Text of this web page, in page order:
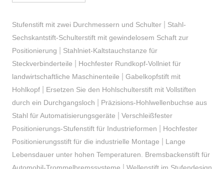
Stufenstift mit zwei Durchmessern und Schulter| Stahl-
Sechskantstift-Schulterstift mit gewindelosem Schaft zur
Positionierung
Stahlniet-Kaltstauchstanze für
Steckverbinderteile
Hochfester Rundkopf-Vollniet für
landwirtschaftliche Maschinenteile
Gabelkopfstift mit
Hohlkopf| Ersetzen Sie den Hohlschulterstift mit Vollstiften
durch ein Durchgangsloch
Präzisions-Hohlwellenbuchse aus
Stahl für Automatisierungsgeräte
Verschleißfester
Positionierungs-Stufenstift für Industrieformen
Hochfester
Positionierungsstift für die industrielle Montage
Lange
Lebensdauer unter hohen Temperaturen. Bremsbackenstift für
Automobil-Trommelbremssysteme
Wellenstift im Stufendesign